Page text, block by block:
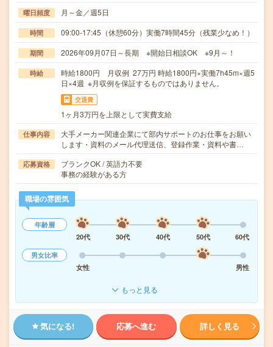
曜日頻度 月～金／週5日
時間 09:00-17:45（休憩60分）実働7時間45分（残業少なめ！）
期間 2026年09月07日～長期 ※開始日相談OK ※9月～！
時給
時給1800円 月収例 27万円 時給1800円×実働7h45m×週5
日×4週 ※月収例を保証するものではありません。
交通費
1ヶ月3万円を上限として実費支給
仕事内容
大手メーカー関連企業にて部内サポートのお仕事をお願い
します・資料のメール代理送信、登録作業・資料や書…
応募資格
ブランクOK / 英語力不要
事務の経験がある方
職場の雰囲気
年齢層
20代
30代 40代 50代
60代
男女比率
女性
男性
もっと見る
気になる! 応募へ進む 詳しく見る